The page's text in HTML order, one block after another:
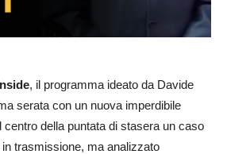
, il programma ideato da Davide
serata con un nuova imperdibile
centro della puntata di stasera un caso
trasmissione, ma analizzato